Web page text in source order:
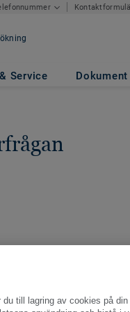
Service Dokument
till lagring av cookies på